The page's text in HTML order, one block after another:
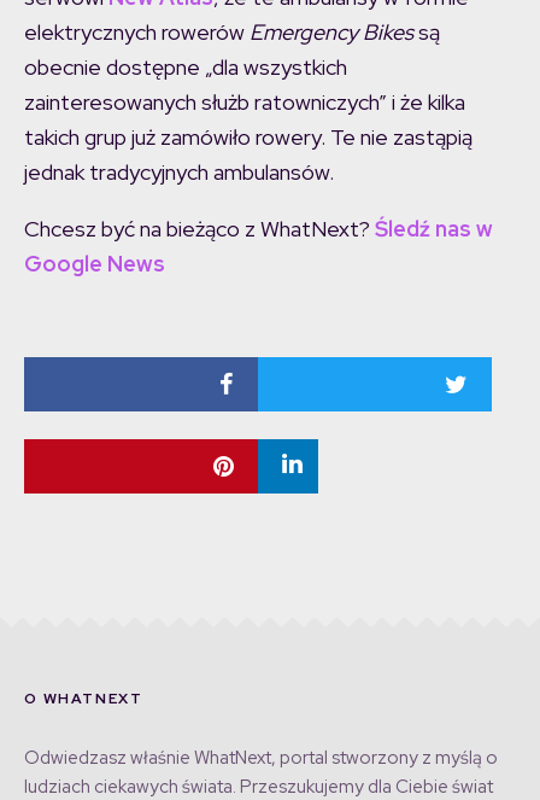
elektrycznych rowerów Emergency Bikessą
obecnie dostępne „dla wszystkich
zainteresowanych służb ratowniczych” i że kilka
takich grup już zamówiło rowery. Te nie zastąpią
jednak tradycyjnych ambulansów.
Chcesz być na bieżąco z WhatNext? Śledź nas w
Google News
O WHATNEXT
Odwiedzasz właśnie WhatNext, portal stworzony z myślą o
ludziach ciekawych świata. Przeszukujemy dla Ciebie świat